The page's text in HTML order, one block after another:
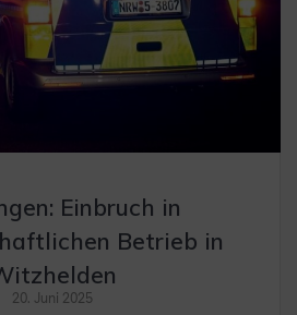
Einbruch in
Betrieb in
20. Juni 2025